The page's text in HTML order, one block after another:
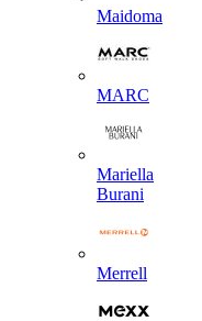
Maidoma
MARC
Mariella
Burani
Merrell